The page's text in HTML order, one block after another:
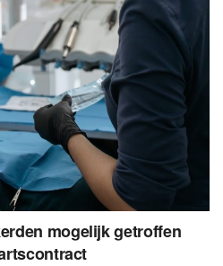
mogelijk getroffen